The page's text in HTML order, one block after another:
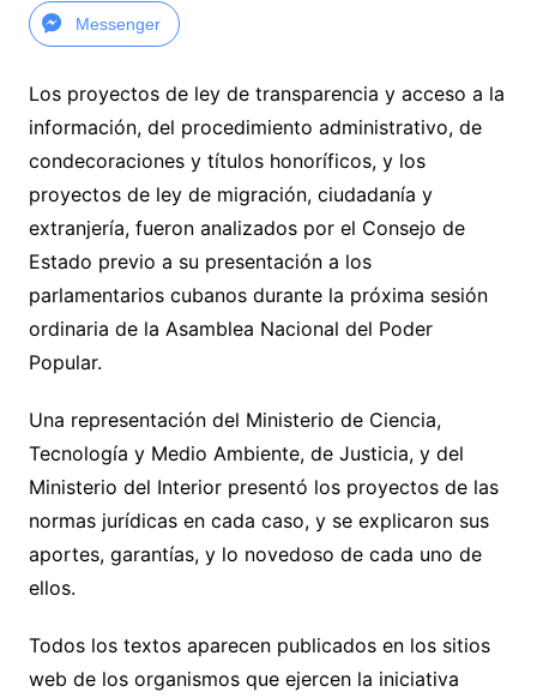
Messenger
Los proyectos de ley de transparencia y acceso a la
información, del procedimiento administrativo, de
condecoraciones y títulos honoríficos, y los
proyectos de ley de migración, ciudadanía y
extranjería, fueron analizados por el Consejo de
Estado previo a su presentación a los
parlamentarios cubanos durante la próxima sesión
ordinaria de la Asamblea Nacional del Poder
Popular.
Una representación del Ministerio de Ciencia,
Tecnología y Medio Ambiente, de Justicia, y del
Ministerio del Interior presentó los proyectos de las
normas jurídicas en cada caso, y se explicaron sus
aportes, garantías, y lo novedoso de cada uno de
ellos.
Todos los textos aparecen publicados en los sitios
web de los organismos que ejercen la iniciativa